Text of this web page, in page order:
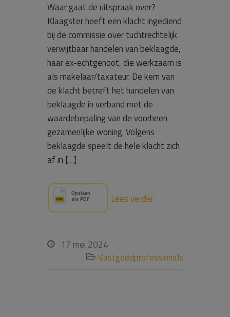
Waar gaat de uitspraak over?
Klaagster heeft een klacht ingediend
bij de commissie over tuchtrechtelijk
verwijtbaar handelen van beklaagde,
haar ex-echtgenoot, die werkzaam is
als makelaar/taxateur. De kern van
de klacht betreft het handelen van
beklaagde in verband met de
waardebepaling van de voorheen
gezamenlijke woning. Volgens
beklaagde speelt de hele klacht zich
af in […]
Lees verder
 17 mei 2024
 Vastgoedprofessionals